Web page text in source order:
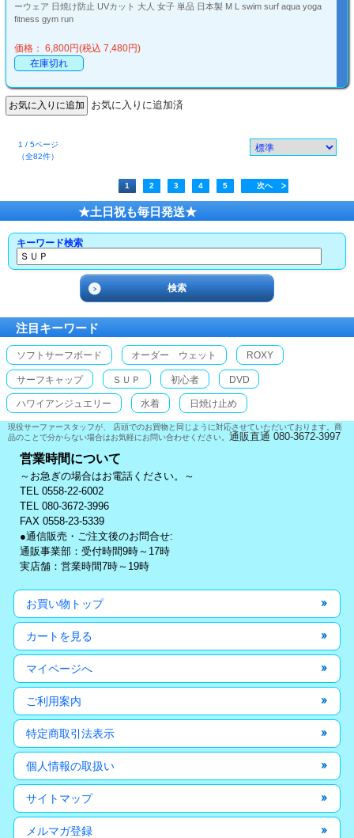
ーウェア 日焼け防止 UVカット 大人 女子 単品 日本製 M L swim surf aqua yoga
fitness gym run
価格： 6,800円(税込 7,480円)
在庫切れ
お気に入りに追加済
1 / 5ページ
（全82件）
1 2 3 4 5 次へ
★土日祝も毎日発送★
キーワード検索
注目キーワード
ソフトサーフボード オーダー ウェット ROXY
サーフキャップ ＳＵＰ 初心者 DVD
ハワイアンジュエリー 水着 日焼け止め
現役サーファースタッフが、 店頭でのお買物と同じように対応させていただいております。商
品のことで分からない場合はお気軽にお問い合わせください。 通販直通 080-3672-3997
営業時間について
～お急ぎの場合はお電話ください。～
TEL 0558-22-6002
TEL 080-3672-3996
FAX 0558-23-5339
●通信販売・ご注文後のお問合せ:
通販事業部：受付時間9時～17時
実店舗：営業時間7時～19時
お買い物トップ
カートを見る
マイページへ
ご利用案内
特定商取引法表示
個人情報の取扱い
サイトマップ
メルマガ登録